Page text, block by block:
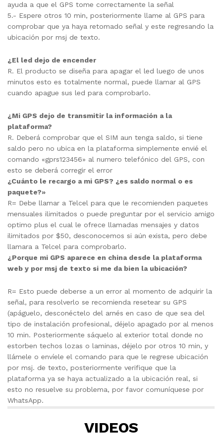
ayuda a que el GPS tome correctamente la señal
5.- Espere otros 10 min, posteriormente llame al GPS para
comprobar que ya haya retomado señal y este regresando la
ubicación por msj de texto.
¿El led dejo de encender
R. El producto se diseña para apagar el led luego de unos
minutos esto es totalmente normal, puede llamar al GPS
cuando apague sus led para comprobarlo.
¿Mi GPS dejo de transmitir la información a la
plataforma?
R. Deberá comprobar que el SIM aun tenga saldo, si tiene
saldo pero no ubica en la plataforma simplemente envié el
comando «gprs123456» al numero telefónico del GPS, con
esto se deberá corregir el error
¿Cuánto le recargo a mi GPS? ¿es saldo normal o es
paquete?»
R= Debe llamar a Telcel para que le recomienden paquetes
mensuales ilimitados o puede preguntar por el servicio amigo
optimo plus el cual le ofrece llamadas mensajes y datos
ilimitados por $50, desconocemos si aún exista, pero debe
llamara a Telcel para comprobarlo.
¿Porque mi GPS aparece en china desde la plataforma
web y por msj de texto si me da bien la ubicación?
R= Esto puede deberse a un error al momento de adquirir la
señal, para resolverlo se recomienda resetear su GPS
(apáguelo, desconéctelo del arnés en caso de que sea del
tipo de instalación profesional, déjelo apagado por al menos
10 min. Posteriormente sáquelo al exterior total donde no
estorben techos lozas o laminas, déjelo por otros 10 min, y
llámele o envíele el comando para que le regrese ubicación
por msj. de texto, posteriormente verifique que la
plataforma ya se haya actualizado a la ubicación real, si
esto no resuelve su problema, por favor comuníquese por
WhatsApp.
VIDEOS